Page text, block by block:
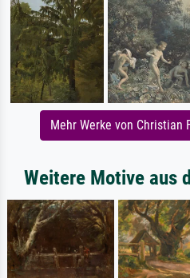
Mehr Werke von Christian
Weitere Motive aus